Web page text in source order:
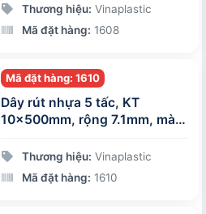
Thương hiệu: Vinaplastic
Mã đặt hàng: 1608
Mã đặt hàng: 1610
Dây rút nhựa 5 tấc, KT
10x500mm, rộng 7.1mm, màu
Thương hiệu: Vinaplastic
Mã đặt hàng: 1610